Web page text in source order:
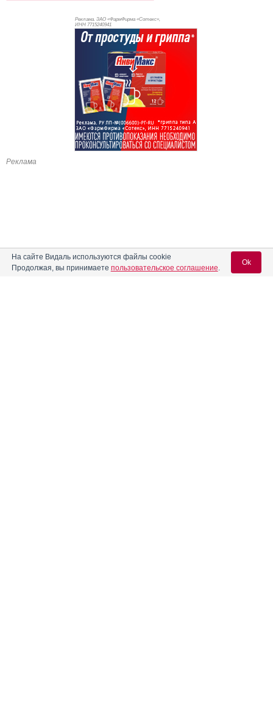
Реклама. ЗАО «ФармФирма «Сотекс»,
ИНН 7715240941
Реклама
На сайте Видаль используются файлы cookie
Продолжая, вы принимаете пользовательское соглашение.
Ok